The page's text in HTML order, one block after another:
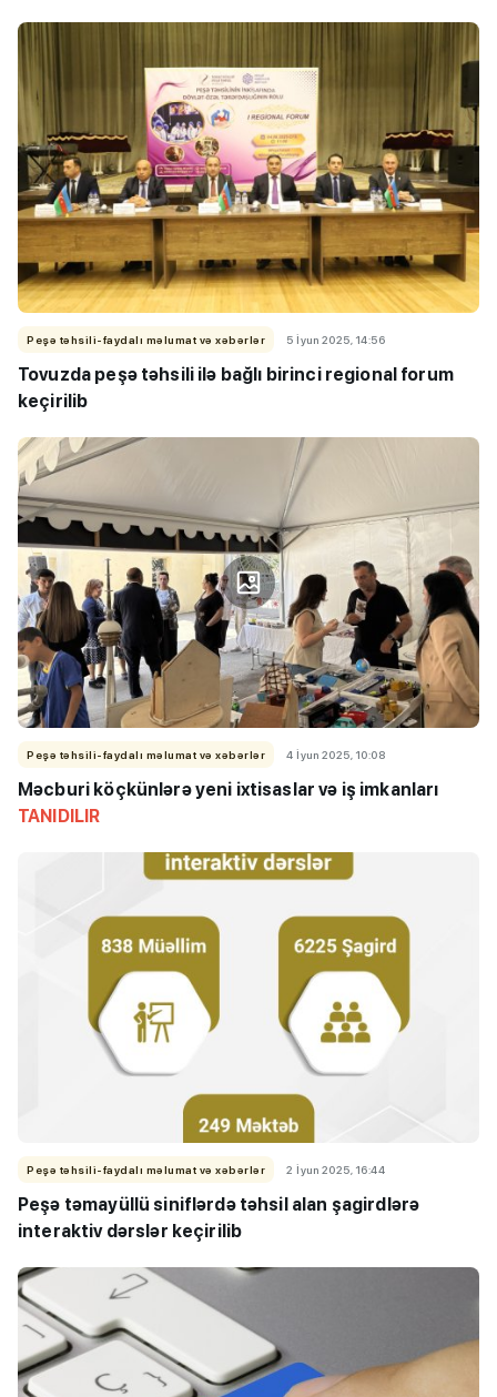
Peşə təhsili-faydalı məlumat və xəbərlər 5 İyun 2025, 14:56
Tovuzda peşə təhsili ilə bağlı birinci regional forum
keçirilib
Peşə təhsili-faydalı məlumat və xəbərlər 4 İyun 2025, 10:08
Məcburi köçkünlərə yeni ixtisaslar və iş imkanları
TANIDILIR
Peşə təhsili-faydalı məlumat və xəbərlər 2 İyun 2025, 16:44
Peşə təmayüllü siniflərdə təhsil alan şagirdlərə
interaktiv dərslər keçirilib